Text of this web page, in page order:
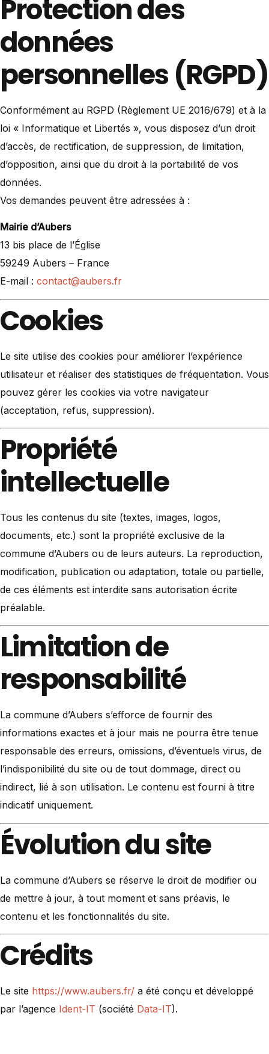
Protection des
données
personnelles (RGPD)
Conformément au RGPD (Règlement UE 2016/679) et à la
loi « Informatique et Libertés », vous disposez d’un droit
d’accès, de rectification, de suppression, de limitation,
d’opposition, ainsi que du droit à la portabilité de vos
données.
Vos demandes peuvent être adressées à :
Mairie d’Aubers
13 bis place de l’Église
59249 Aubers – France
E-mail : contact@aubers.fr
Cookies
Le site utilise des cookies pour améliorer l’expérience
utilisateur et réaliser des statistiques de fréquentation. Vous
pouvez gérer les cookies via votre navigateur
(acceptation, refus, suppression).
Propriété
intellectuelle
Tous les contenus du site (textes, images, logos,
documents, etc.) sont la propriété exclusive de la
commune d’Aubers ou de leurs auteurs. La reproduction,
modification, publication ou adaptation, totale ou partielle,
de ces éléments est interdite sans autorisation écrite
préalable.
Limitation de
responsabilité
La commune d’Aubers s’efforce de fournir des
informations exactes et à jour mais ne pourra être tenue
responsable des erreurs, omissions, d’éventuels virus, de
l’indisponibilité du site ou de tout dommage, direct ou
indirect, lié à son utilisation. Le contenu est fourni à titre
indicatif uniquement.
Évolution du site
La commune d’Aubers se réserve le droit de modifier ou
de mettre à jour, à tout moment et sans préavis, le
contenu et les fonctionnalités du site.
Crédits
Le site https://www.aubers.fr/ a été conçu et développé
par l’agence Ident-IT (société Data-IT).